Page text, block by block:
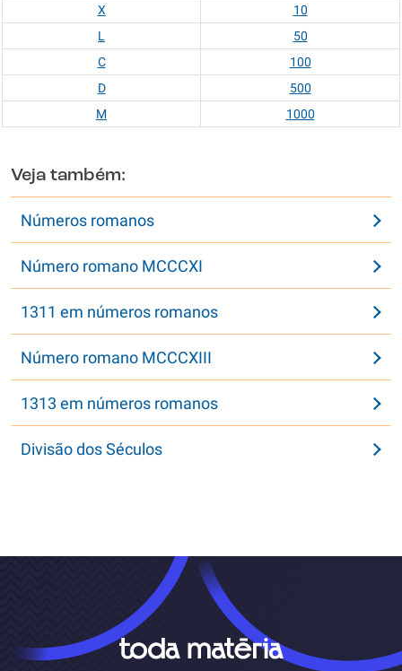
X
10
L
50
C
100
D
500
M
1000
Veja também:
Números romanos
Número romano MCCCXI
1311 em números romanos
Número romano MCCCXIII
1313 em números romanos
Divisão dos Séculos